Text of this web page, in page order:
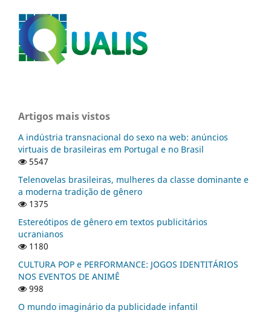
Artigos mais vistos
A indústria transnacional do sexo na web: anúncios
virtuais de brasileiras em Portugal e no Brasil
5547
Telenovelas brasileiras, mulheres da classe dominante e
a moderna tradição de gênero
1375
Estereótipos de gênero em textos publicitários
ucranianos
1180
CULTURA POP e PERFORMANCE: JOGOS IDENTITÁRIOS
NOS EVENTOS DE ANIMÊ
998
O mundo imaginário da publicidade infantil